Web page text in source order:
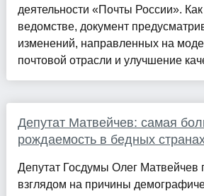
деятельности «Почты России».
ведомстве, документ
изменений, направленных на
почтовой отрасли и улучшение
Депутат Матвейчев: самая
рождаемость в бедных
Депутат Госдумы Олег Матвейчев
взглядом на причины